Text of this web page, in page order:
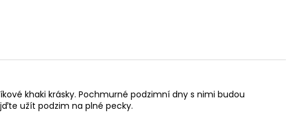
khaki krásky. Pochmurné podzimní dny s nimi budou
užít podzim na plné pecky.